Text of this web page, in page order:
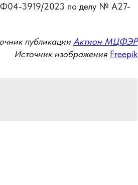
3919/2023 по делу № А27-
публикации Актион МЦФЭР
Источник изображения Freepik